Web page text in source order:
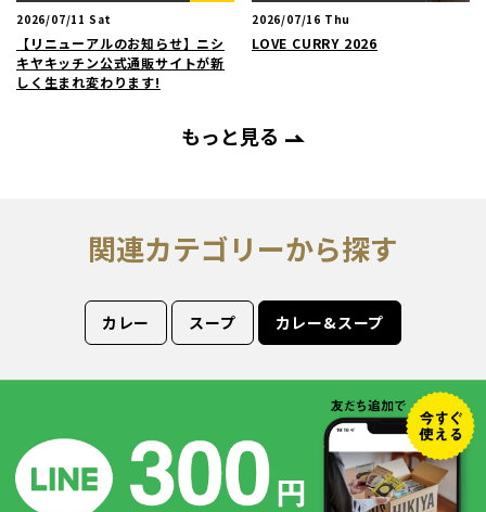
2026/07/11 Sat
【リニューアルのお知らせ】ニシ
キヤキッチン公式通販サイトが新
しく生まれ変わります!
2026/07/16 Thu
LOVE CURRY 2026
もっと見る
関連カテゴリーから探す
カレー スープ カレー&スープ